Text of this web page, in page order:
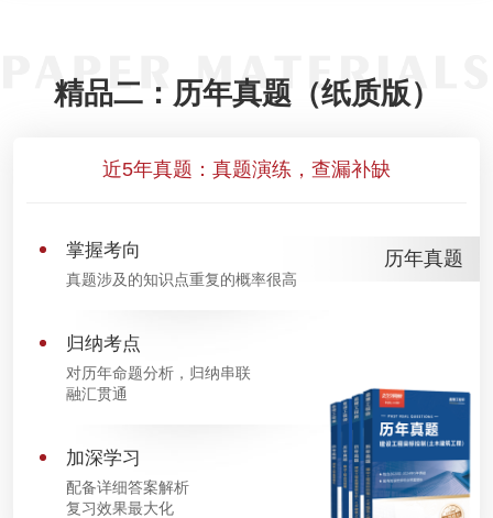
精品二：历年真题（纸质版）
近5年真题：真题演练，查漏补缺
掌握考向
真题涉及的知识点重复的概率很高
归纳考点
对历年命题分析，归纳串联
融汇贯通
加深学习
配备详细答案解析
复习效果最大化
历年真题